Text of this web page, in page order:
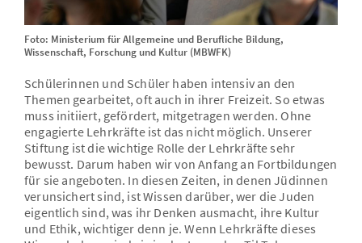
Foto: Ministerium für Allgemeine und Berufliche Bildung,
Wissenschaft, Forschung und Kultur (MBWFK)
Schülerinnen und Schüler haben intensiv an den
Themen gearbeitet, oft auch in ihrer Freizeit. So etwas
muss initiiert, gefördert, mitgetragen werden. Ohne
engagierte Lehrkräfte ist das nicht möglich. Unserer
Stiftung ist die wichtige Rolle der Lehrkräfte sehr
bewusst. Darum haben wir von Anfang an Fortbildungen
für sie angeboten. In diesen Zeiten, in denen Jüdinnen
verunsichert sind, ist Wissen darüber, wer die Juden
eigentlich sind, was ihr Denken ausmacht, ihre Kultur
und Ethik, wichtiger denn je. Wenn Lehrkräfte dieses